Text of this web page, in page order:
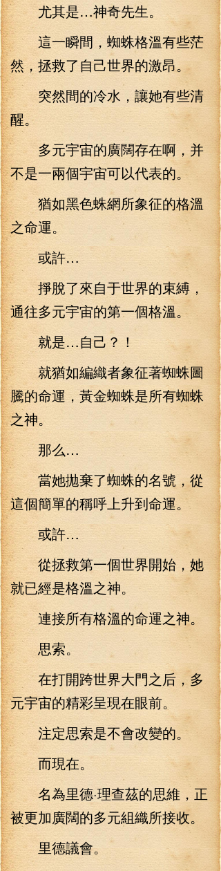
尤其是…神奇先生。
這一瞬間，蜘蛛格溫有些茫
然，拯救了自己世界的激昂。
突然間的冷水，讓她有些清
醒。
多元宇宙的廣闊存在啊，并
不是一兩個宇宙可以代表的。
猶如黑色蛛網所象征的格溫
之命運。
或許…
掙脫了來自于世界的束縛，
通往多元宇宙的第一個格溫。
就是…自己？！
就猶如編織者象征著蜘蛛圖
騰的命運，黃金蜘蛛是所有蜘蛛
之神。
那么…
當她拋棄了蜘蛛的名號，從
這個簡單的稱呼上升到命運。
或許…
從拯救第一個世界開始，她
就已經是格溫之神。
連接所有格溫的命運之神。
思索。
在打開跨世界大門之后，多
元宇宙的精彩呈現在眼前。
注定思索是不會改變的。
而現在。
名為里德·理查茲的思維，正
被更加廣闊的多元組織所接收。
里德議會。